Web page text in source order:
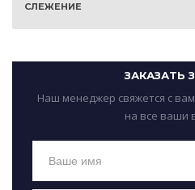
СЛЕЖЕНИЕ
ЗАКАЗАТЬ
Наш менеджер свяжется с
на все ваши